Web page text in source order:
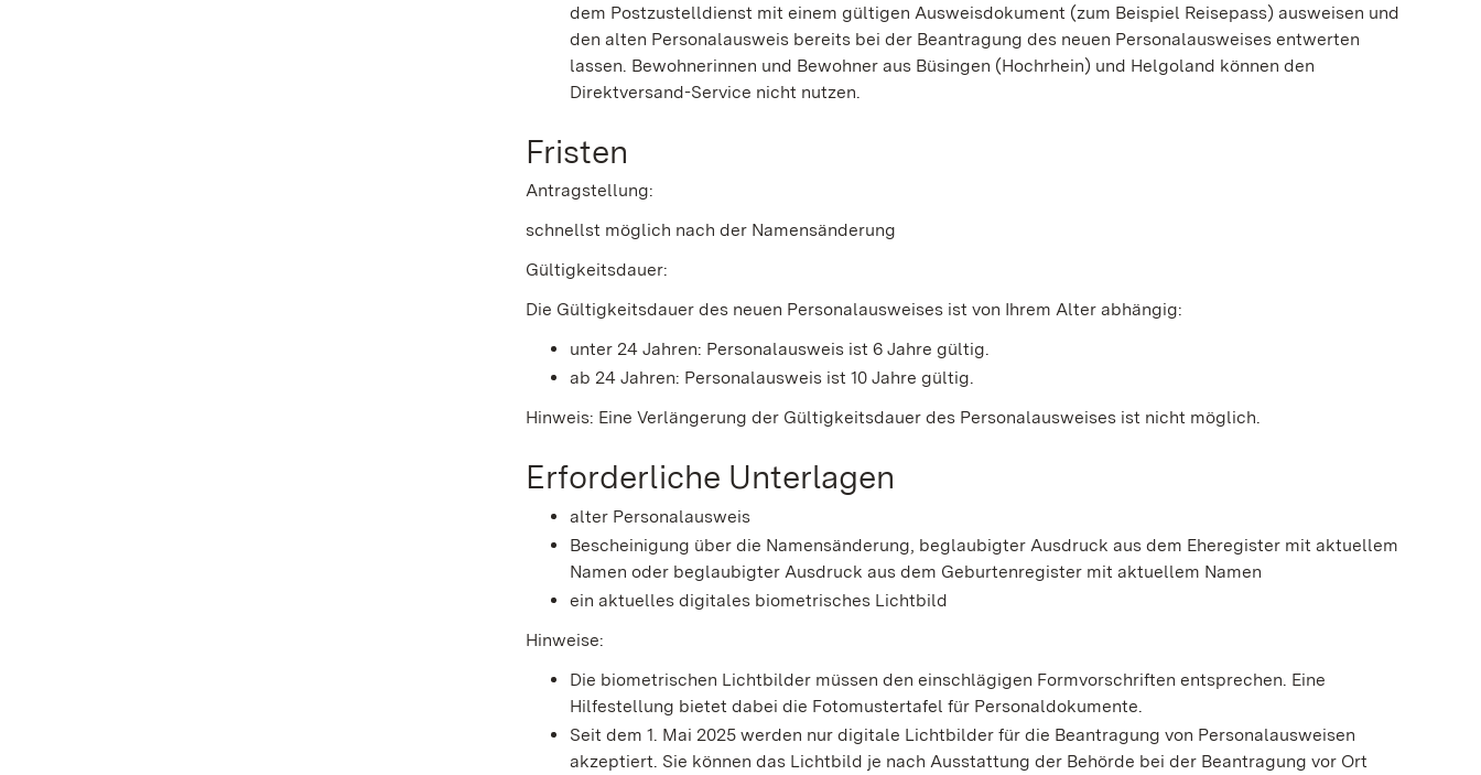
dem Postzustelldienst mit einem gültigen Ausweisdokument (zum Beispiel Reisepass) ausweisen und
den alten Personalausweis bereits bei der Beantragung des neuen Personalausweises entwerten
lassen. Bewohnerinnen und Bewohner aus Büsingen (Hochrhein) und Helgoland können den
Direktversand-Service nicht nutzen.
Fristen
Antragstellung:
schnellst möglich nach der Namensänderung
Gültigkeitsdauer:
Die Gültigkeitsdauer des neuen Personalausweises ist von Ihrem Alter abhängig:
unter 24 Jahren: Personalausweis ist 6 Jahre gültig.
ab 24 Jahren: Personalausweis ist 10 Jahre gültig.
Hinweis: Eine Verlängerung der Gültigkeitsdauer des Personalausweises ist nicht möglich.
Erforderliche Unterlagen
alter Personalausweis
Bescheinigung über die Namensänderung, beglaubigter Ausdruck aus dem Eheregister mit aktuellem
Namen oder beglaubigter Ausdruck aus dem Geburtenregister mit aktuellem Namen
ein aktuelles digitales biometrisches Lichtbild
Hinweise:
Die biometrischen Lichtbilder müssen den einschlägigen Formvorschriften entsprechen. Eine
Hilfestellung bietet dabei die Fotomustertafel für Personaldokumente
Seit dem 1. Mai 2025 werden nur digitale Lichtbilder für die Beantragung von Personalausweisen
akzeptiert. Sie können das Lichtbild je nach Ausstattung der Behörde bei der Beantragung vor Ort